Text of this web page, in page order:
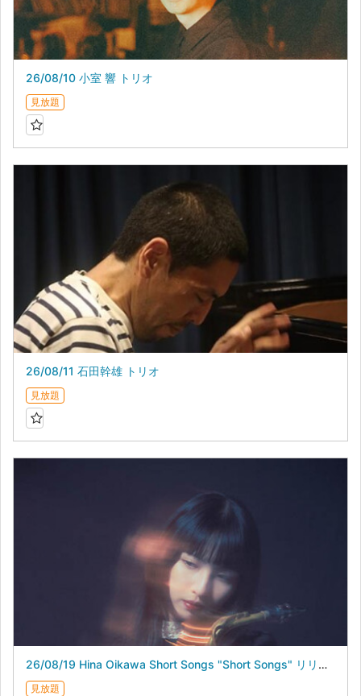
26/08/10 小室 響 トリオ
見放題
26/08/11 石田幹雄 トリオ
見放題
26/08/19 Hina Oikawa Short Songs "Short Songs" リリースライブ
見放題